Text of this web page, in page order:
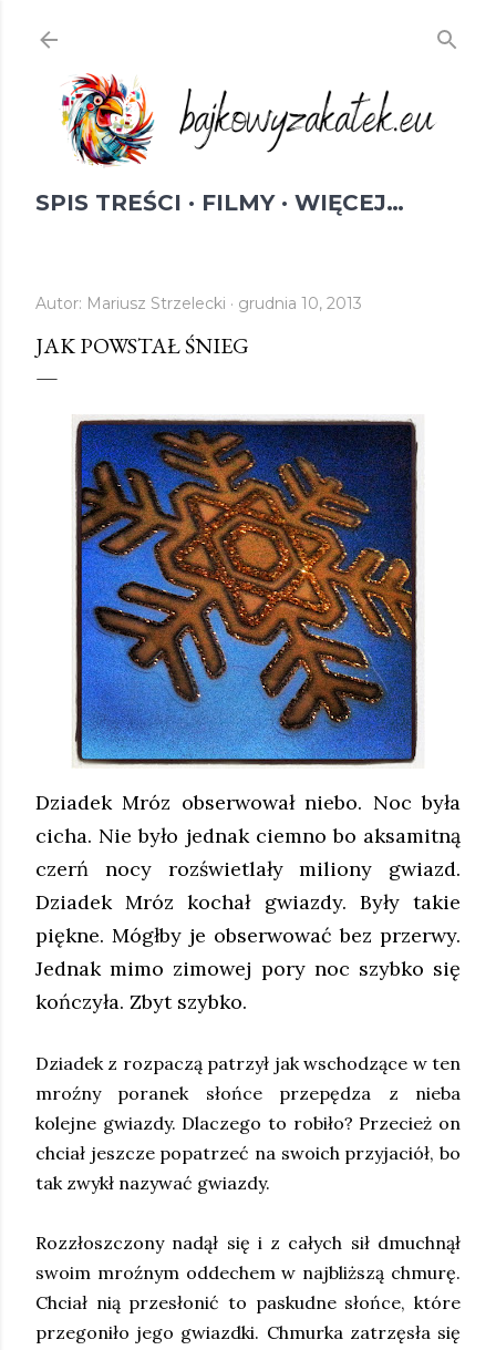
SPIS TREŚCI FILMY WIĘCEJ…
Autor: Mariusz Strzelecki grudnia 10, 2013
JAK POWSTAŁ ŚNIEG
Dziadek Mróz obserwował niebo. Noc była
cicha. Nie było jednak ciemno bo aksamitną
czerń nocy rozświetlały miliony gwiazd.
Dziadek Mróz kochał gwiazdy. Były takie
piękne. Mógłby je obserwować bez przerwy.
Jednak mimo zimowej pory noc szybko się
kończyła. Zbyt szybko.
Dziadek z rozpaczą patrzył jak wschodzące w ten
mroźny poranek słońce przepędza z nieba
kolejne gwiazdy. Dlaczego to robiło? Przecież on
chciał jeszcze popatrzeć na swoich przyjaciół, bo
tak zwykł nazywać gwiazdy.
Rozzłoszczony nadął się i z całych sił dmuchnął
swoim mroźnym oddechem w najbliższą chmurę.
Chciał nią przesłonić to paskudne słońce, które
przegoniło jego gwiazdki. Chmurka zatrzęsła się